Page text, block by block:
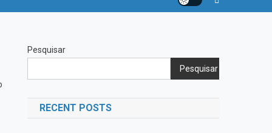
Pesquisar
Pesquisar
RECENT POSTS